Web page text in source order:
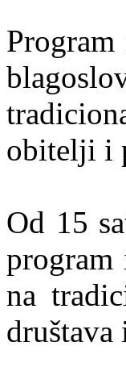
obitelji i
Od 15
program
na